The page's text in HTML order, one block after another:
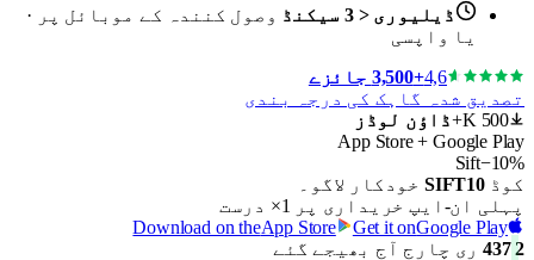
ڈیلیوری < 3 سیکنڈ
وصول کنندہ کے موبائل پر ·
یا واپسی
4,6+3,500 جائزے
تصدیق شدہ گاہک کی درجہ بندی
500 K+
ڈاؤن لوڈز
App Store + Google Play
Sift−10%
کوڈSIFT10 خودکار لاگو۔
پہلی ان-ایپ خریداری پر 1× درست
Download on theApp Store Get it onGoogle Play
2 437
ری چارج آج بھیجے گئے